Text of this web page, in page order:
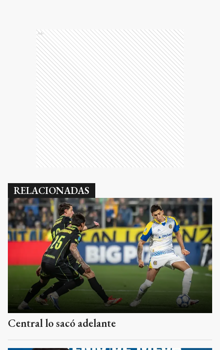
Ads
RELACIONADAS
Central lo sacó adelante